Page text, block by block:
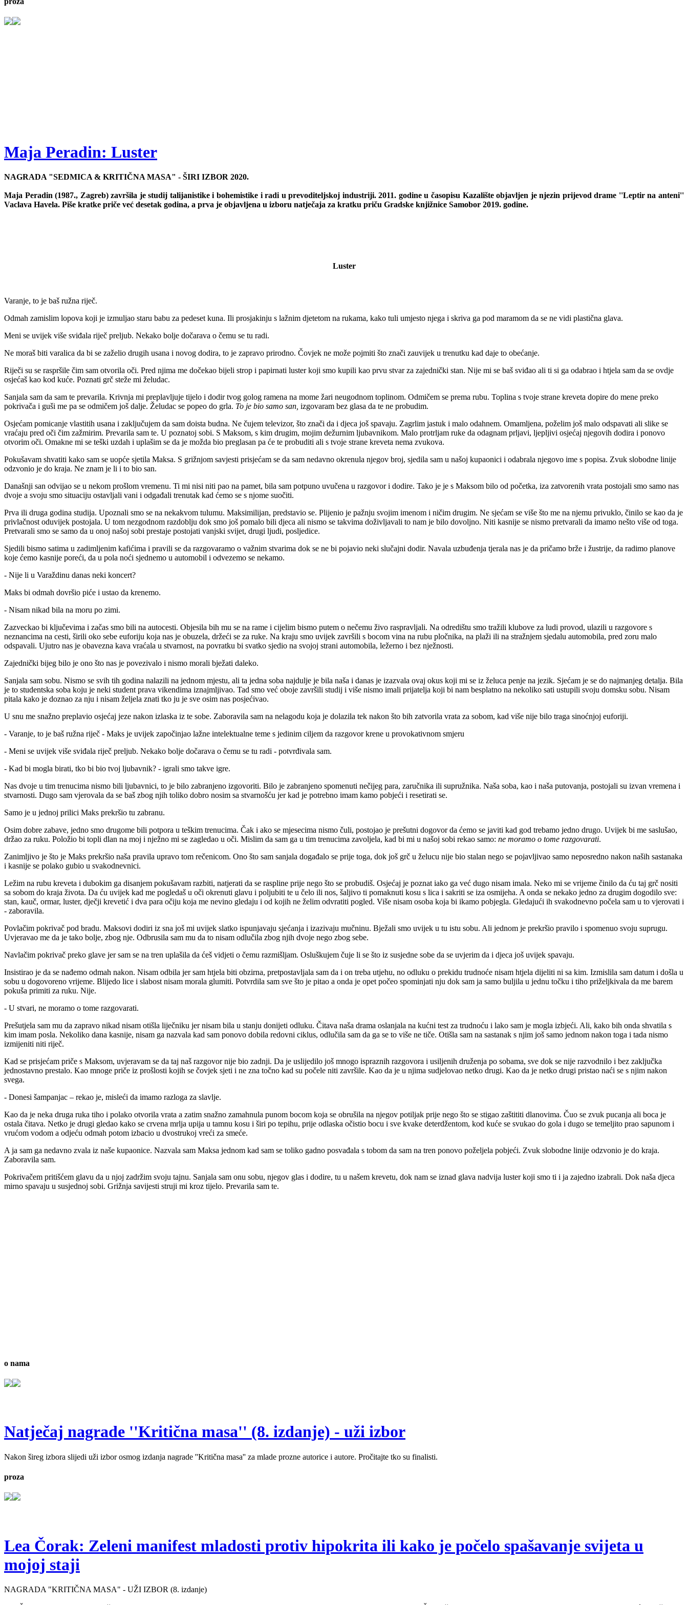
Maja Peradin: Luster
NAGRADA "SEDMICA & KRITIČNA MASA" - ŠIRI IZBOR 2020.
Maja Peradin (1987., Zagreb) završila je studij talijanistike i bohemistike i radi u prevoditeljskoj industriji. 2011. godine u časopisu Kazalište objavljen je njezin prijevod drame ''Leptir na anteni''
Vaclava Havela. Piše kratke priče već desetak godina, a prva je objavljena u izboru natječaja za kratku priču Gradske knjižnice Samobor 2019. godine.
Luster
Varanje, to je baš ružna riječ.
Odmah zamislim lopova koji je izmuljao staru babu za pedeset kuna. Ili prosjakinju s lažnim djetetom na rukama, kako tuli umjesto njega i skriva ga pod maramom da se ne vidi plastična glava.
Meni se uvijek više sviđala riječ preljub. Nekako bolje dočarava o čemu se tu radi.
Ne moraš biti varalica da bi se zaželio drugih usana i novog dodira, to je zapravo prirodno. Čovjek ne može pojmiti što znači zauvijek u trenutku kad daje to obećanje.
Riječi su se raspršile čim sam otvorila oči. Pred njima me dočekao bijeli strop i papirnati luster koji smo kupili kao prvu stvar za zajednički stan. Nije mi se baš sviđao ali ti si ga odabrao i htjela sam da se ovdje
osjećaš kao kod kuće. Poznati grč steže mi želudac.
Sanjala sam da sam te prevarila. Krivnja mi preplavljuje tijelo i dodir tvog golog ramena na mome žari neugodnom toplinom. Odmičem se prema rubu. Toplina s tvoje strane kreveta dopire do mene preko
pokrivača i guši me pa se odmičem još dalje. Želudac se popeo do grla. To je bio samo san, izgovaram bez glasa da te ne probudim.
Osjećam pomicanje vlastitih usana i zaključujem da sam doista budna. Ne čujem televizor, što znači da i djeca još spavaju. Zagrlim jastuk i malo odahnem. Omamljena, poželim još malo odspavati ali slike se
vraćaju pred oči čim zažmirim. Prevarila sam te. U poznatoj sobi. S Maksom, s kim drugim, mojim dežurnim ljubavnikom. Malo protrljam ruke da odagnam prljavi, ljepljivi osjećaj njegovih dodira i ponovo
otvorim oči. Omakne mi se teški uzdah i uplašim se da je možda bio preglasan pa će te probuditi ali s tvoje strane kreveta nema zvukova.
Pokušavam shvatiti kako sam se uopće sjetila Maksa. S grižnjom savjesti prisjećam se da sam nedavno okrenula njegov broj, sjedila sam u našoj kupaonici i odabrala njegovo ime s popisa. Zvuk slobodne linije
odzvonio je do kraja. Ne znam je li i to bio san.
Današnji san odvijao se u nekom prošlom vremenu. Ti mi nisi niti pao na pamet, bila sam potpuno uvučena u razgovor i dodire. Tako je je s Maksom bilo od početka, iza zatvorenih vrata postojali smo samo nas
dvoje a svoju smo situaciju ostavljali vani i odgađali trenutak kad ćemo se s njome suočiti.
Prva ili druga godina studija. Upoznali smo se na nekakvom tulumu. Maksimilijan, predstavio se. Plijenio je pažnju svojim imenom i ničim drugim. Ne sjećam se više što me na njemu privuklo, činilo se kao da je
privlačnost oduvijek postojala. U tom nezgodnom razdoblju dok smo još pomalo bili djeca ali nismo se takvima doživljavali to nam je bilo dovoljno. Niti kasnije se nismo pretvarali da imamo nešto više od toga.
Pretvarali smo se samo da u onoj našoj sobi prestaje postojati vanjski svijet, drugi ljudi, posljedice.
Sjedili bismo satima u zadimljenim kafićima i pravili se da razgovaramo o važnim stvarima dok se ne bi pojavio neki slučajni dodir. Navala uzbuđenja tjerala nas je da pričamo brže i žustrije, da radimo planove
koje ćemo kasnije poreći, da u pola noći sjednemo u automobil i odvezemo se nekamo.
- Nije li u Varaždinu danas neki koncert?
Maks bi odmah dovršio piće i ustao da krenemo.
- Nisam nikad bila na moru po zimi.
Zazveckao bi ključevima i začas smo bili na autocesti. Objesila bih mu se na rame i cijelim bismo putem o nečemu živo raspravljali. Na odredištu smo tražili klubove za ludi provod, ulazili u razgovore s
neznancima na cesti, širili oko sebe euforiju koja nas je obuzela, držeći se za ruke. Na kraju smo uvijek završili s bocom vina na rubu pločnika, na plaži ili na stražnjem sjedalu automobila, pred zoru malo
odspavali. Ujutro nas je obavezna kava vraćala u stvarnost, na povratku bi svatko sjedio na svojoj strani automobila, ležerno i bez nježnosti.
Zajednički bijeg bilo je ono što nas je povezivalo i nismo morali bježati daleko.
Sanjala sam sobu. Nismo se svih tih godina nalazili na jednom mjestu, ali ta jedna soba najdulje je bila naša i danas je izazvala ovaj okus koji mi se iz želuca penje na jezik. Sjećam je se do najmanjeg detalja. Bila
je to studentska soba koju je neki student prava vikendima iznajmljivao. Tad smo već oboje završili studij i više nismo imali prijatelja koji bi nam besplatno na nekoliko sati ustupili svoju domsku sobu. Nisam
pitala kako je doznao za nju i nisam željela znati tko ju je sve osim nas posjećivao.
U snu me snažno preplavio osjećaj jeze nakon izlaska iz te sobe. Zaboravila sam na nelagodu koja je dolazila tek nakon što bih zatvorila vrata za sobom, kad više nije bilo traga sinoćnjoj euforiji.
- Varanje, to je baš ružna riječ - Maks je uvijek započinjao lažne intelektualne teme s jedinim ciljem da razgovor krene u provokativnom smjeru
- Meni se uvijek više sviđala riječ preljub. Nekako bolje dočarava o čemu se tu radi - potvrđivala sam.
- Kad bi mogla birati, tko bi bio tvoj ljubavnik? - igrali smo takve igre.
Nas dvoje u tim trenucima nismo bili ljubavnici, to je bilo zabranjeno izgovoriti. Bilo je zabranjeno spomenuti nečijeg para, zaručnika ili supružnika. Naša soba, kao i naša putovanja, postojali su izvan vremena i
stvarnosti. Dugo sam vjerovala da se baš zbog njih toliko dobro nosim sa stvarnošću jer kad je potrebno imam kamo pobjeći i resetirati se.
Samo je u jednoj prilici Maks prekršio tu zabranu.
Osim dobre zabave, jedno smo drugome bili potpora u teškim trenucima. Čak i ako se mjesecima nismo čuli, postojao je prešutni dogovor da ćemo se javiti kad god trebamo jedno drugo. Uvijek bi me saslušao,
držao za ruku. Položio bi topli dlan na moj i nježno mi se zagledao u oči. Mislim da sam ga u tim trenucima zavoljela, kad bi mi u našoj sobi rekao samo: ne moramo o tome razgovarati.
Zanimljivo je što je Maks prekršio naša pravila upravo tom rečenicom. Ono što sam sanjala događalo se prije toga, dok još grč u želucu nije bio stalan nego se pojavljivao samo neposredno nakon naših sastanaka
i kasnije se polako gubio u svakodnevnici.
Ležim na rubu kreveta i dubokim ga disanjem pokušavam razbiti, natjerati da se raspline prije nego što se probudiš. Osjećaj je poznat iako ga već dugo nisam imala. Neko mi se vrijeme činilo da ću taj grč nositi
sa sobom do kraja života. Da ću uvijek kad me pogledaš u oči okrenuti glavu i poljubiti te u čelo ili nos, šaljivo ti pomaknuti kosu s lica i sakriti se iza osmijeha. A onda se nekako jedno za drugim dogodilo sve:
stan, kauč, ormar, luster, dječji krevetić i dva para očiju koja me nevino gledaju i od kojih ne želim odvratiti pogled. Više nisam osoba koja bi ikamo pobjegla. Gledajući ih svakodnevno počela sam u to vjerovati i
- zaboravila.
Povlačim pokrivač pod bradu. Maksovi dodiri iz sna još mi uvijek slatko ispunjavaju sjećanja i izazivaju mučninu. Bježali smo uvijek u tu istu sobu. Ali jednom je prekršio pravilo i spomenuo svoju suprugu.
Uvjeravao me da je tako bolje, zbog nje. Odbrusila sam mu da to nisam odlučila zbog njih dvoje nego zbog sebe.
Navlačim pokrivač preko glave jer sam se na tren uplašila da ćeš vidjeti o čemu razmišljam. Osluškujem čuje li se što iz susjedne sobe da se uvjerim da i djeca još uvijek spavaju.
Insistirao je da se nađemo odmah nakon. Nisam odbila jer sam htjela biti obzirna, pretpostavljala sam da i on treba utjehu, no odluku o prekidu trudnoće nisam htjela dijeliti ni sa kim. Izmislila sam datum i došla u
sobu u dogovoreno vrijeme. Blijedo lice i slabost nisam morala glumiti. Potvrdila sam sve što je pitao a onda je opet počeo spominjati nju dok sam ja samo buljila u jednu točku i tiho priželjkivala da me barem
pokuša primiti za ruku. Nije.
- U stvari, ne moramo o tome razgovarati.
Prešutjela sam mu da zapravo nikad nisam otišla liječniku jer nisam bila u stanju donijeti odluku. Čitava naša drama oslanjala na kućni test za trudnoću i lako sam je mogla izbjeći. Ali, kako bih onda shvatila s
kim imam posla. Nekoliko dana kasnije, nisam ga nazvala kad sam ponovo dobila redovni ciklus, odlučila sam da ga se to više ne tiče. Otišla sam na sastanak s njim još samo jednom nakon toga i tada nismo
izmijeniti niti riječ.
Kad se prisjećam priče s Maksom, uvjeravam se da taj naš razgovor nije bio zadnji. Da je uslijedilo još mnogo ispraznih razgovora i usiljenih druženja po sobama, sve dok se nije razvodnilo i bez zaključka
jednostavno prestalo. Kao mnoge priče iz prošlosti kojih se čovjek sjeti i ne zna točno kad su počele niti završile. Kao da je u njima sudjelovao netko drugi. Kao da je netko drugi pristao naći se s njim nakon
svega.
- Donesi šampanjac – rekao je, misleći da imamo razloga za slavlje.
Kao da je neka druga ruka tiho i polako otvorila vrata a zatim snažno zamahnula punom bocom koja se obrušila na njegov potiljak prije nego što se stigao zaštititi dlanovima. Čuo se zvuk pucanja ali boca je
ostala čitava. Netko je drugi gledao kako se crvena mrlja upija u tamnu kosu i širi po tepihu, prije odlaska očistio bocu i sve kvake deterdžentom, kod kuće se svukao do gola i dugo se temeljito prao sapunom i
vrućom vodom a odjeću odmah potom izbacio u dvostrukoj vreći za smeće.
A ja sam ga nedavno zvala iz naše kupaonice. Nazvala sam Maksa jednom kad sam se toliko gadno posvađala s tobom da sam na tren ponovo poželjela pobjeći. Zvuk slobodne linije odzvonio je do kraja.
Zaboravila sam.
Pokrivačem pritišćem glavu da u njoj zadržim svoju tajnu. Sanjala sam onu sobu, njegov glas i dodire, tu u našem krevetu, dok nam se iznad glava nadvija luster koji smo ti i ja zajedno izabrali. Dok naša djeca
mirno spavaju u susjednoj sobi. Grižnja savijesti struji mi kroz tijelo. Prevarila sam te.
o nama
Natječaj nagrade ''Kritična masa'' (8. izdanje) - uži izbor
Nakon šireg izbora slijedi uži izbor osmog izdanja nagrade ''Kritična masa'' za mlade prozne autorice i autore. Pročitajte tko su finalisti.
proza
Lea Čorak: Zeleni manifest mladosti protiv hipokrita ili kako je počelo spašavanje svijeta u
mojoj staji
NAGRADA "KRITIČNA MASA" - UŽI IZBOR (8. izdanje)